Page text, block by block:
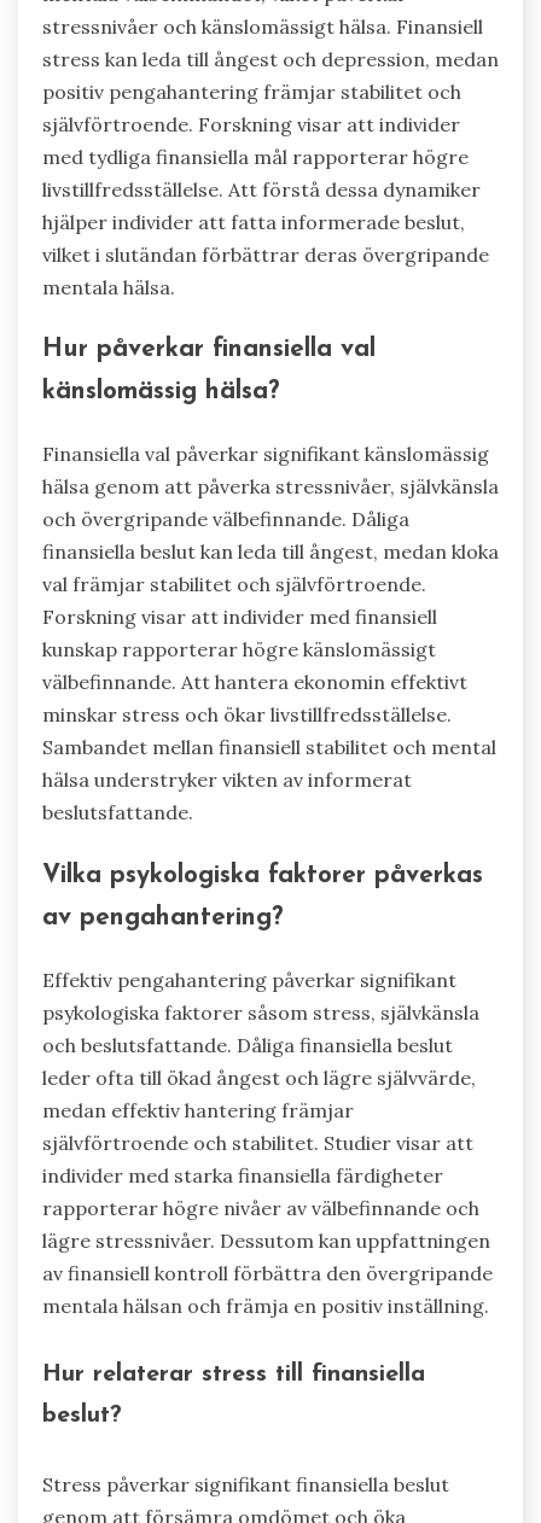
stressnivåer och känslomässigt hälsa. Finansiell
stress kan leda till ångest och depression, medan
positiv pengahantering främjar stabilitet och
självförtroende. Forskning visar att individer
med tydliga finansiella mål rapporterar högre
livstillfredsställelse. Att förstå dessa dynamiker
hjälper individer att fatta informerade beslut,
vilket i slutändan förbättrar deras övergripande
mentala hälsa.
Hur påverkar finansiella val
känslomässig hälsa?
Finansiella val påverkar signifikant känslomässig
hälsa genom att påverka stressnivåer, självkänsla
och övergripande välbefinnande. Dåliga
finansiella beslut kan leda till ångest, medan kloka
val främjar stabilitet och självförtroende.
Forskning visar att individer med finansiell
kunskap rapporterar högre känslomässigt
välbefinnande. Att hantera ekonomin effektivt
minskar stress och ökar livstillfredsställelse.
Sambandet mellan finansiell stabilitet och mental
hälsa understryker vikten av informerat
beslutsfattande.
Vilka psykologiska faktorer påverkas
av pengahantering?
Effektiv pengahantering påverkar signifikant
psykologiska faktorer såsom stress, självkänsla
och beslutsfattande. Dåliga finansiella beslut
leder ofta till ökad ångest och lägre självvärde,
medan effektiv hantering främjar
självförtroende och stabilitet. Studier visar att
individer med starka finansiella färdigheter
rapporterar högre nivåer av välbefinnande och
lägre stressnivåer. Dessutom kan uppfattningen
av finansiell kontroll förbättra den övergripande
mentala hälsan och främja en positiv inställning.
Hur relaterar stress till finansiella
beslut?
Stress påverkar signifikant finansiella beslut
genom att försämra omdömet och öka